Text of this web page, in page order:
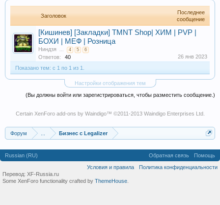
Заголовок
Последнее
сообщение
[Кишинев] [Закладки] TMNT Shop| ХИМ | PVP |
БОХИ | МЕФ | Розница
Ниндзя ... 4 5 6
Ответов: 40
26 янв 2023
Показано тем: с 1 по 1 из 1.
Настройки отображения тем
(Вы должны войти или зарегистрироваться, чтобы разместить сообщение.)
Certain XenForo add-ons by Waindigo™ ©2011-2013 Waindigo Enterprises Ltd.
Форум Бизнес с Legalizer
Russian (RU) Обратная связь
Помощь
Условия и правила
Политика конфиденциальности
Перевод: XF-Russia.ru
Some XenForo functionality crafted by ThemeHouse